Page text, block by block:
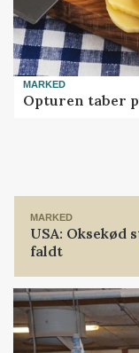
MARKED
Opturen taber
MARKED
USA:
faldt